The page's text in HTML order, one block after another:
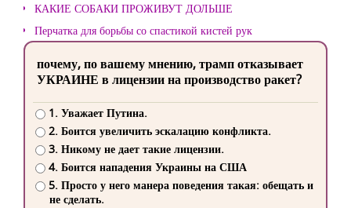
КАКИЕ СОБАКИ ПРОЖИВУТ ДОЛЬШЕ
Перчатка для борьбы со спастикой кистей рук
почему, по вашему мнению, трамп отказывает
УКРАИНЕ в лицензии на производство ракет?
1. Уважает Путина.
2. Боится увеличить эскалацию конфликта.
3. Никому не дает такие лицензии.
4. Боится нападения Украины на США
5. Просто у него манера поведения такая: обещать и
не сделать.